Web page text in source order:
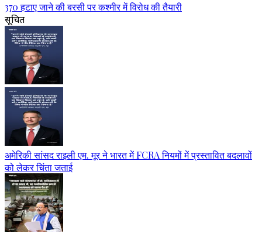
370 हटाए जाने की बरसी पर कश्मीर में विरोध की तैयारी
सूचित
अमेरिकी सांसद राइली एम. मूर ने भारत में FCRA नियमों में प्रस्तावित बदलावों
को लेकर चिंता जताई